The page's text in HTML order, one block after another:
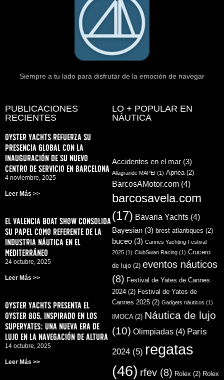
Siempre a tu lado para disfrutar de la emoción de navegar
PUBLICACIONES
RECIENTES
Oyster Yachts refuerza su
presencia global con la
inauguración de su nuevo
centro de servicio en Barcelona
4 noviembre, 2025
Leer Más >>
El Valencia Boat Show consolida
su papel como referente de la
industria náutica en el
Mediterráneo
24 octubre, 2025
Leer Más >>
Oyster Yachts presenta el
Oyster 805, inspirado en los
superyates: una nueva era de
lujo en la navegación de altura
14 octubre, 2025
Leer Más >>
LO + POPULAR EN
NÁUTICA
Accidentes en el mar (3)
Allagrande MAPEI (1) Apnea(2)
BarcosAMotor.com (4)
barcosavela.com
(17) Bavaria Yachts (4)
Bayesian (3) brest atlantiques (2)
buceo (3) Cannes Yachting Festival
2025 (1) ClubSwan Racing (1) Crucero
de lujo (2) eventos náuticos
(8) Festival de Yates de Cannes
2024 (2) Festival de Yates de
Cannes 2025 (2) Gadgets náuticos (1)
IMOCA(2) Náutica de lujo
(10) Olimpiadas (4) París
2024 (5) regatas
(46) rfev (8) Rolex (2) Rolex